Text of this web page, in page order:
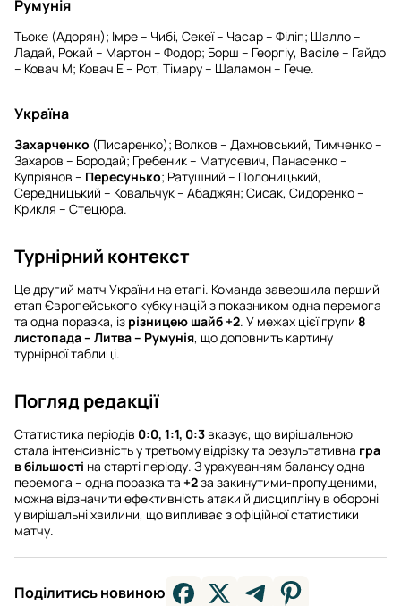
Румунія
Тьоке (Адорян); Імре – Чибі, Секеї – Часар – Філіп; Шалло –
Ладай, Рокай – Мартон – Фодор; Борш – Георгіу, Васіле – Гайдо
– Ковач М; Ковач Е – Рот, Тімару – Шаламон – Гече.
Україна
Захарченко (Писаренко); Волков – Дахновський, Тимченко –
Захаров – Бородай; Гребеник – Матусевич, Панасенко –
Купріянов – Пересунько; Ратушний – Полоницький,
Середницький – Ковальчук – Абаджян; Сисак, Сидоренко –
Крикля – Стецюра.
Турнірний контекст
Це другий матч України на етапі. Команда завершила перший
етап Європейського кубку націй з показником одна перемога
та одна поразка, із різницею шайб +2. У межах цієї групи 8
листопада – Литва – Румунія, що доповнить картину
турнірної таблиці.
Погляд редакції
Статистика періодів 0:0, 1:1, 0:3 вказує, що вирішальною
стала інтенсивність у третьому відрізку та результативна гра
в більшості на старті періоду. З урахуванням балансу одна
перемога – одна поразка та +2за закинутими-пропущеними,
можна відзначити ефективність атаки й дисципліну в обороні
у вирішальні хвилини, що випливає з офіційної статистики
матчу.
Поділитись новиною